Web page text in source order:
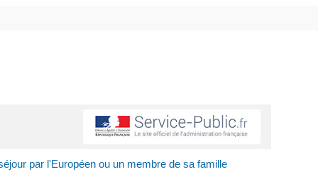
par l'Européen ou un membre de sa famille